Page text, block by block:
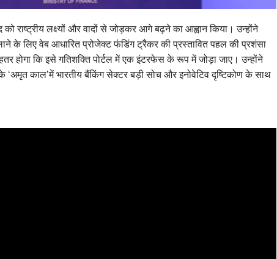
राष्ट्रीय लक्ष्यों और वादों से जोड़कर आगे बढ़ने का आह्वान किया। उन्होंने
के लिए वेब आधारित प्रोजेक्ट फंडिंग ट्रैकर की प्रस्तावित पहल की प्रशंसा
होगा कि इसे गतिशक्ति पोर्टल में एक इंटरफेस के रूप में जोड़ा जाए। उन्होंने
काल’में भारतीय बैंकिंग सेक्टर बड़ी सोच और इनोवेटिव दृष्टिकोण के साथ